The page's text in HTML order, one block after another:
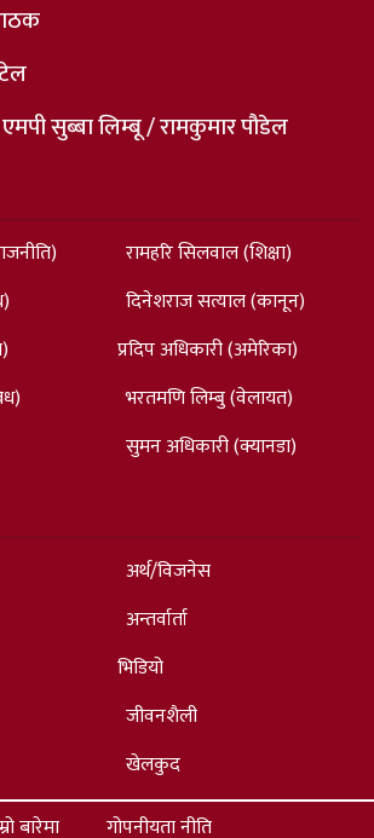
सुब्बा लिम्बू / रामकुमार पौडेल
रामहरि सिलवाल (शिक्षा)
दिनेशराज सत्याल (कानून)
प्रदिप अधिकारी (अमेरिका)
भरतमणि लिम्बु (वेलायत)
सुमन अधिकारी (क्यानडा)
अर्थ/विजनेस
अन्तर्वार्ता
भिडियो
जीवनशैली
खेलकुद
बारेमा गोपनीयता नीति